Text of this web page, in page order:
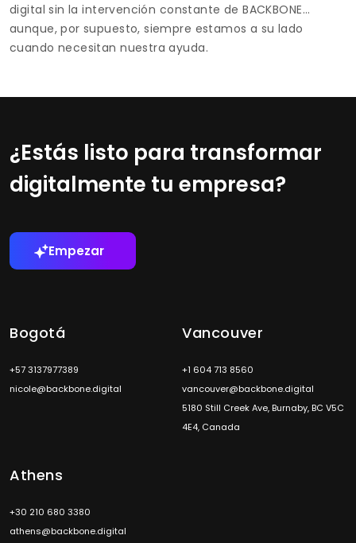
digital sin la intervención constante de BACKBONE…
aunque, por supuesto, siempre estamos a su lado
cuando necesitan nuestra ayuda.
¿Estás listo para transformar
digitalmente tu empresa?
Empezar
Bogotá
+57 3137977389
nicole@backbone.digital
Vancouver
+1 604 713 8560
vancouver@backbone.digital
5180 Still Creek Ave, Burnaby, BC V5C
4E4, Canada
Athens
+30 210 680 3380
athens@backbone.digital